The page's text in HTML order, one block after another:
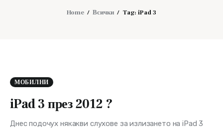
Home Всички Tag: iPad 3
МОБИЛНИ
iPad 3 през 2012 ?
Днес подочух някакви слухове за излизането на iPad 3